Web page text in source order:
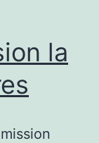
la